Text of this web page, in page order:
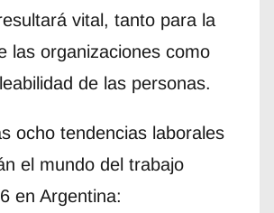
vital, tanto para la
las organizaciones como
de las personas.
ocho tendencias laborales
el mundo del trabajo
en Argentina: